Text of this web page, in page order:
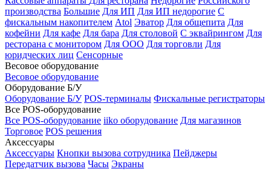
производства Большие Для ИП Для ИП недорогие С
фискальным накопителем Atol Эватор Для общепита Для
кофейни Для кафе Для бара Для столовой С эквайрингом Для
ресторана с монитором Для ООО Для торговли Для
юридческих лиц Сенсорные
Весовое оборудование
Весовое оборудование
Оборудование Б/У
Оборудование Б/У POS-терминалы Фискальные регистраторы
Все POS-оборудование
Все POS-оборудование iiko оборудование Для магазинов
Торговое POS решения
Аксессуары
Аксессуары Кнопки вызова сотрудника Пейджеры
Передатчик вызова Часы Экраны